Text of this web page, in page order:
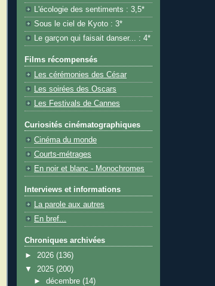
L'écologie des sentiments : 3,5*
Sous le ciel de Kyoto : 3*
Le garçon qui faisait danser... : 4*
Films récompensés
Les cérémonies des César
Les soirées des Oscars
Les Festivals de Cannes
Curiosités cinématographiques
Cinéma du monde
Courts-métrages
En noir et blanc - Monochromes
Interviews et informations
La parole aux autres
En bref...
Chroniques archivées
► 2026 (136)
▼ 2025 (200)
►décembre(14)